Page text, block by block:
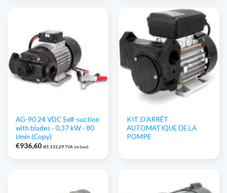
AG-90 24 VDC Self-suction
with blades · 0,37 kW · 80
l/min (Copy)
€936,60 (€1.133,29 TVA incluse)
KIT D'ARRÊT
AUTOMATIQUE DE LA
POMPE